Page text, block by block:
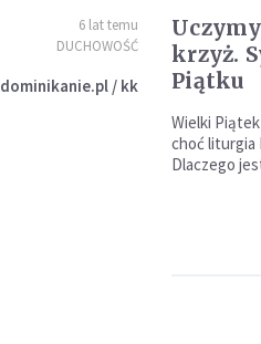
6 lat temu
DUCHOWOŚĆ
dominikanie.pl / kk
krzyż.
Piątku
Wielki
choć liturgia
Dlaczego